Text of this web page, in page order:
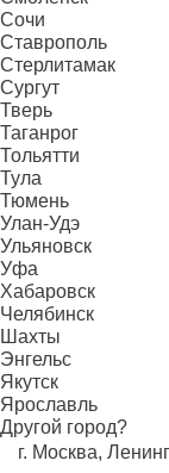
Сочи
Ставрополь
Стерлитамак
Сургут
Тверь
Таганрог
Тольятти
Тула
Тюмень
Улан-Удэ
Ульяновск
Уфа
Хабаровск
Челябинск
Шахты
Энгельс
Якутск
Ярославль
Другой город?
г. Москва,